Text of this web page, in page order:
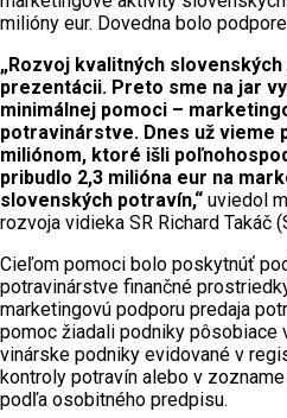
milióny eur. Dovedna bolo
„Rozvoj kvalitných
prezentácii. Preto sme na jar
minimálnej pomoci –
potravinárstve. Dnes už vieme
miliónom, ktoré išli
pribudlo 2,3 milióna eur na
slovenských potravín,“ uviedol
rozvoja vidieka SR Richard Takáč
Cieľom pomoci bolo poskytnúť
potravinárstve finančné
marketingovú podporu predaja
pomoc žiadali podniky pôsobiace
vinárske podniky evidované v
kontroly potravín alebo v
podľa osobitného predpisu.